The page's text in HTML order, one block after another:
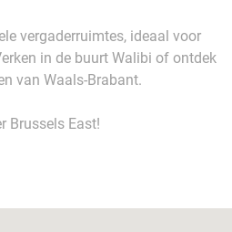
vergaderruimtes, ideaal voor
in de buurt Walibi of ontdek
van Waals-Brabant.
Brussels East!